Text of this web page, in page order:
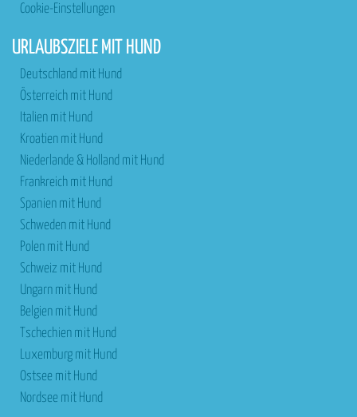
Cookie-Einstellungen
URLAUBSZIELE MIT HUND
Deutschland mit Hund
Österreich mit Hund
Italien mit Hund
Kroatien mit Hund
Niederlande & Holland mit Hund
Frankreich mit Hund
Spanien mit Hund
Schweden mit Hund
Polen mit Hund
Schweiz mit Hund
Ungarn mit Hund
Belgien mit Hund
Tschechien mit Hund
Luxemburg mit Hund
Ostsee mit Hund
Nordsee mit Hund